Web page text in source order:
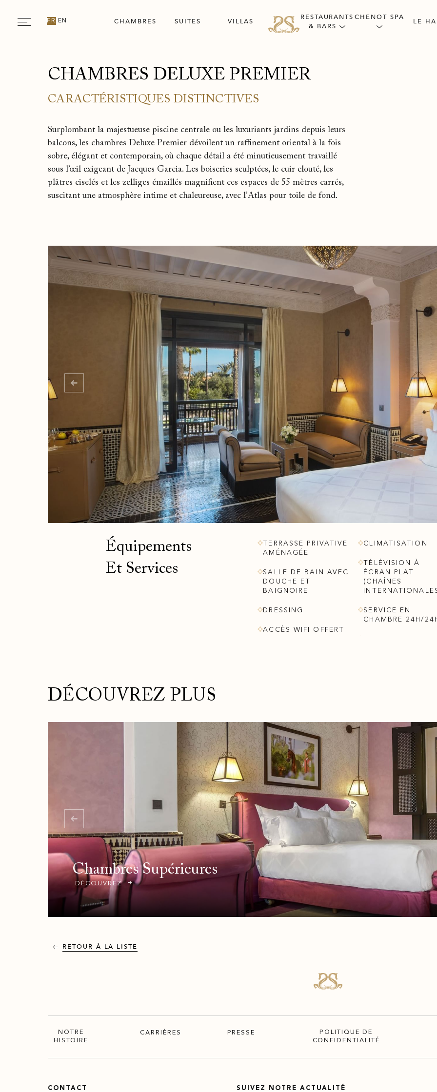
CHAMBRES SUITES VILLAS
RESTAURANTS
& BARS
CHENOT SPA
LE
FR EN
CHAMBRES DELUXE PREMIER
CARACTÉRISTIQUES DISTINCTIVES
Surplombant la majestueuse piscine centrale ou les luxuriants jardins depuis leurs
balcons, les chambres Deluxe Premier dévoilent un raffinement oriental à la fois
sobre, élégant et contemporain, où chaque détail a été minutieusement travaillé
sous l’œil exigeant de Jacques Garcia. Les boiseries sculptées, le cuir clouté, les
plâtres ciselés et les zelliges émaillés magnifient ces espaces de 55 mètres carrés,
suscitant une atmosphère intime et chaleureuse, avec l’Atlas pour toile de fond.
Équipements
Et Services
TERRASSE PRIVATIVE
AMÉNAGÉE
SALLE DE BAIN AVEC
DOUCHE ET
BAIGNOIRE
DRESSING
ACCÈS WIFI OFFERT
CLIMATISATION
TÉLÉVISION À
ÉCRAN PLAT
(CHAÎNES
SERVICE EN
CHAMBRE 24H/
DÉCOUVREZ PLUS
Chambres Supérieures
DÉCOUVREZ
RETOUR À LA LISTE
NOTRE
HISTOIRE
CARRIÈRES PRESSE
POLITIQUE DE
CONFIDENTIALITÉ
CONTACT SUIVEZ NOTRE ACTUALITÉ